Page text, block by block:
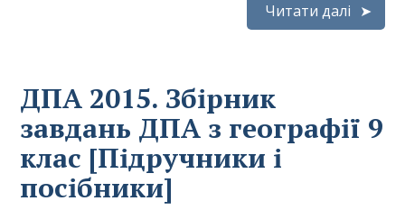
Читати далі
ДПА 2015. Збірник
завдань ДПА з географії 9
клас [Підручники і
посібники]